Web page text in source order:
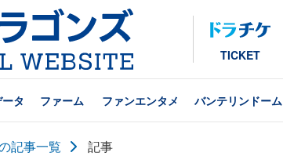
TICKET
タ ファーム ファンエンタメ バンテリンドーム
記事一覧 記事